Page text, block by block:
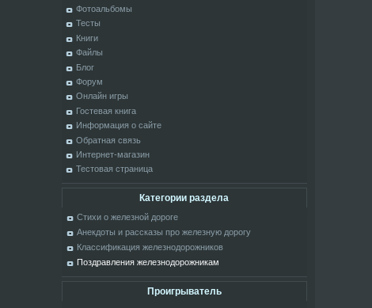
Фотоальбомы
Тесты
Книги
Файлы
Блог
Форум
Онлайн игры
Гостевая книга
Информация о сайте
Обратная связь
Интернет-магазин
Тестовая страница
Категории раздела
Стихи о железной дороге
Анекдоты и рассказы про железную дорогу
Классификация железнодорожников
Поздравления железнодорожникам
Проигрыватель